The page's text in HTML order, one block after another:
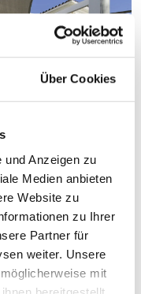
Über Cookies
und Anzeigen zu
Medien anbieten
Website zu
zu Ihrer
Partner für
weiter. Unsere
mit
luftige,